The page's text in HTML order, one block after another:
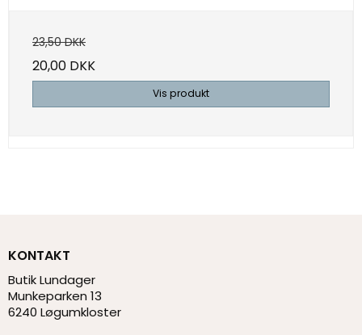
23,50 DKK
20,00 DKK
Vis produkt
KONTAKT
Butik Lundager
Munkeparken 13
6240 Løgumkloster